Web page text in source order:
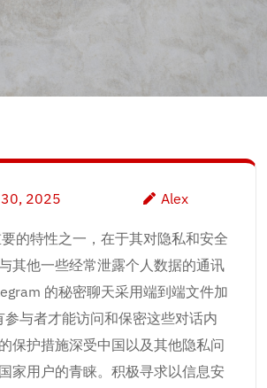
2025 Alex
的特性之一，在于其对隐私和安全
其他一些经常泄露个人数据的通讯
的秘密聊天采用端到端文件加
参与者才能访问和保密这些对话内
保护措施深受中国以及其他隐私问
家用户的青睐。积极寻求以信息安